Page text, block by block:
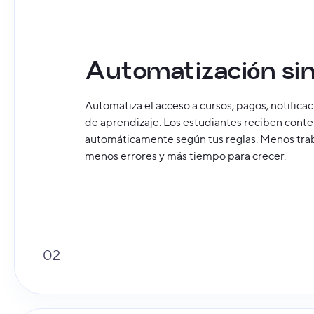
Automatización
Automatiza el acceso a cursos, pagos,
de aprendizaje. Los estudiantes reciben
automáticamente según tus reglas. Menos
menos errores y más tiempo para crecer.
02